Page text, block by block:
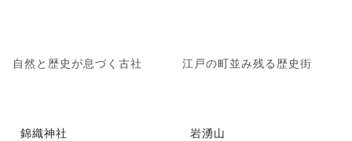
自然と歴史が息づく古社 江戸の町並み残る歴史街
錦織神社 岩湧山